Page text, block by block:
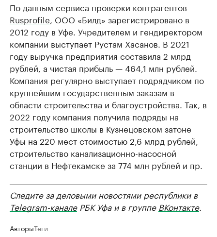
По данным сервиса проверки контрагентов
Rusprofile, ООО «Билд» зарегистрировано в
2012 году в Уфе. Учредителем и гендиректором
компании выступает Рустам Хасанов. В 2021
году выручка предприятия составила 2 млрд
рублей, а чистая прибыль — 464,1 млн рублей.
Компания регулярно выступает подрядчиком по
крупнейшим государственным заказам в
области строительства и благоустройства. Так, в
2022 году компания получила подряды на
строительство школы в Кузнецовском затоне
Уфы на 220 мест стоимостью 2,6 млрд рублей,
строительство канализационно-насосной
станции в Нефтекамске за 774 млн рублей и пр.
Следите за деловыми новостями республики в
Telegram-каналеРБК Уфа и в группе ВКонтакте.
АвторыТеги